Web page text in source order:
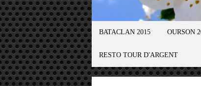
BATACLAN 2015 OURSON
RESTO TOUR D'ARGENT